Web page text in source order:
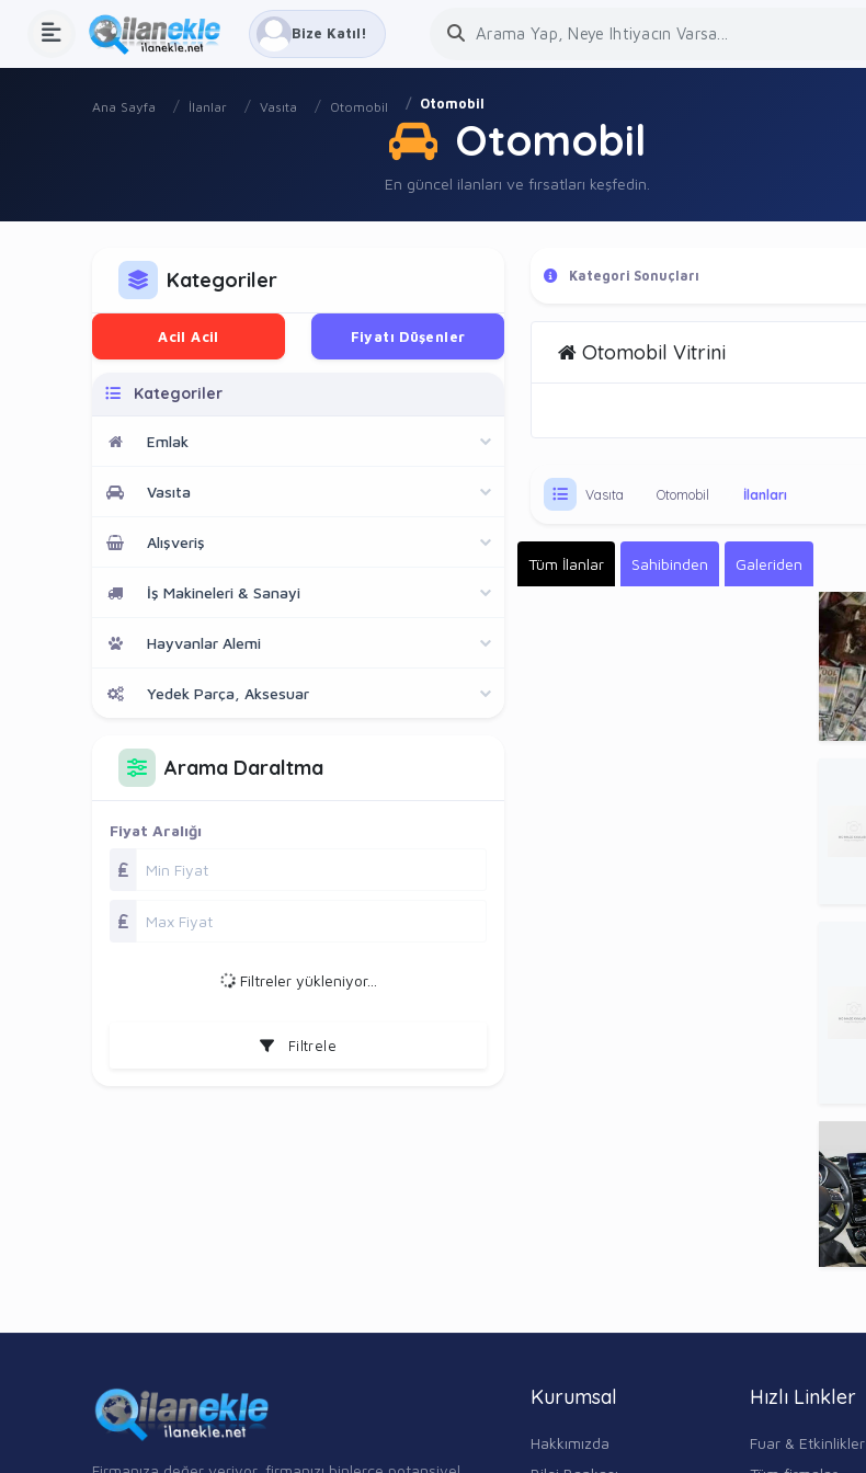
Bize Katıl!
Ana Sayfa İlanlar Vasıta Otomobil Otomobil
Otomobil
En güncel ilanları ve fırsatları keşfedin.
Kategoriler
Acil Acil Fiyatı Düşenler
Kategoriler
Emlak
Vasıta
Alışveriş
İş Makineleri & Sanayi
Hayvanlar Alemi
Yedek Parça, Aksesuar
Arama Daraltma
Fiyat Aralığı
Filtreler yükleniyor...
Filtrele
Kategori Sonuçları
Otomobil Vitrini
Vasıta Otomobil İlanları
Tüm İlanlar Sahibinden Galeriden
Kurumsal
Hakkımızda
Hızlı Linkler
Fuar & Etkinlikler